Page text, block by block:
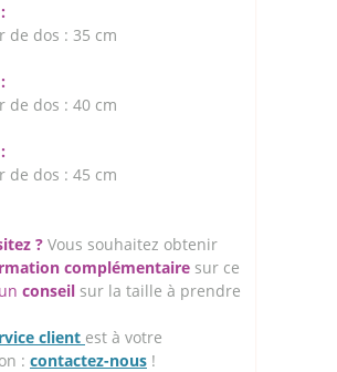
de dos : 35 cm
de dos : 40 cm
de dos : 45 cm
? Vous souhaitez obtenir
complémentaire sur ce
conseil sur la taille à prendre
client est à votre
: contactez-nous !